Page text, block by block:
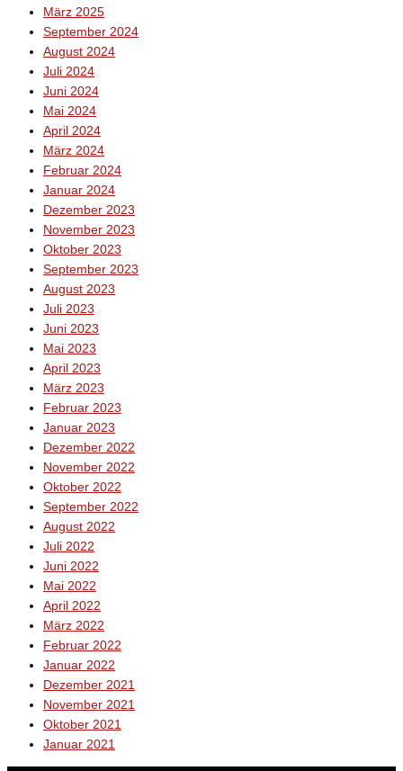
März 2025
September 2024
August 2024
Juli 2024
Juni 2024
Mai 2024
April 2024
März 2024
Februar 2024
Januar 2024
Dezember 2023
November 2023
Oktober 2023
September 2023
August 2023
Juli 2023
Juni 2023
Mai 2023
April 2023
März 2023
Februar 2023
Januar 2023
Dezember 2022
November 2022
Oktober 2022
September 2022
August 2022
Juli 2022
Juni 2022
Mai 2022
April 2022
März 2022
Februar 2022
Januar 2022
Dezember 2021
November 2021
Oktober 2021
Januar 2021